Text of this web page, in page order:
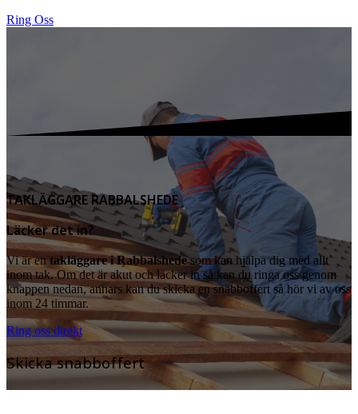
Ring Oss
TAKLÄGGARE RABBALSHEDE
Läcker det in?
Vi är entakläggare i Rabbalshedesom kan hjälpa dig med allt
inom tak. Om det är akut och läcker in så kan du ringa oss genom
knappen nedan, annars kan du skicka en snabboffert så hör vi av oss
inom 24 timmar.
Ring oss direkt
Skicka snabboffert